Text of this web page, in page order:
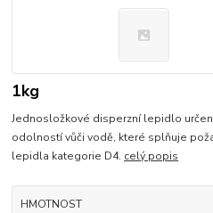
1kg
Jednosložkové disperzní lepidlo
odolností vůči vodě, které splňuje
lepidla kategorie D4. celý popis
HMOTNOST